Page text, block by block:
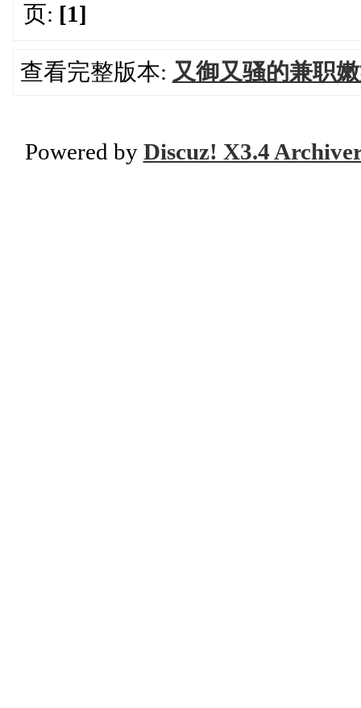
页: [1]
查看完整版本: 又御又骚的兼职
Powered by Discuz! X3.4